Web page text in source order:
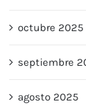
octubre 2025
septiembre
agosto 2025